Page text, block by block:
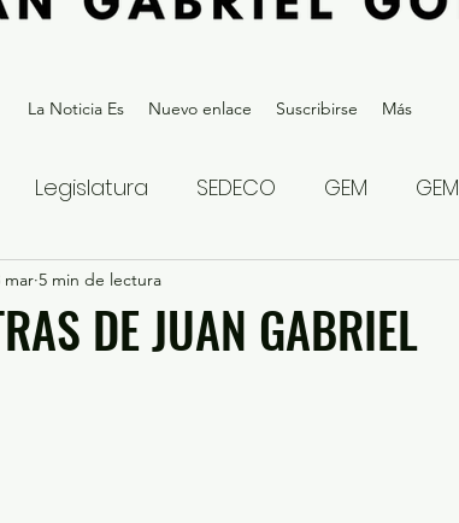
La Noticia Es Nuevo enlace Suscribirse Más
Legislatura SEDECO GEM GEM
Gubernatura Edoméx 2023
DE JUAN GABRIEL
mar 5 min de lectura